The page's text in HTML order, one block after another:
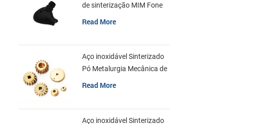
de sinterização MIM Fone
de ouvido Shell Metal Parts
Read More
Aço inoxidável Sinterizado
Pó Metalurgia Mecânica de
Latão Engrenagem
Read More
Aço inoxidável Sinterizado